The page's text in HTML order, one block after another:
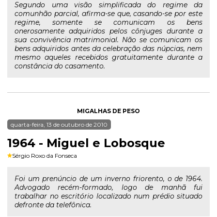
Segundo uma visão simplificada do regime da
comunhão parcial, afirma-se que, casando-se por este
regime, somente se comunicam os bens
onerosamente adquiridos pelos cônjuges durante a
sua convivência matrimonial. Não se comunicam os
bens adquiridos antes da celebração das núpcias, nem
mesmo aqueles recebidos gratuitamente durante a
constância do casamento.
MIGALHAS DE PESO
quarta-feira, 13 de outubro de 2010
1964 - Miguel e Lobosque
Sérgio Roxo da Fonseca
Foi um prenúncio de um inverno friorento, o de 1964.
Advogado recém-formado, logo de manhã fui
trabalhar no escritório localizado num prédio situado
defronte da telefônica.